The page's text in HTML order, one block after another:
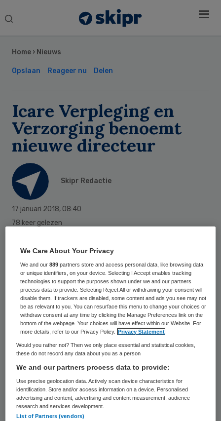
Search
Home › Nieuws
Opslaan Reageer nu Delen
Icare Verpleging en
Verzorging benoemt
nieuwe directeur
Skipr Redactie
17 januari 2018, 08:40
78 keer gelezen
Gia Wallinga gaat aan de slag als directeur
Zorg van Icare Verpleging en Verzorging.
Samen met directeur Bedrijfsvoering
Dennis van Achthoven vormt zij vanaf 1
februari 2018 de directie van de
organisatie.
Wallinga is sinds 1987 werkzaam bij Icare,
waarvan de laatste 17 jaar als
rayonmanager van de rayons Flevoland en
later IJssel-Zwartewater. Volgens de
organisatie speelde zij onder meer een
Sidebar
We Care About Your Privacy
We and our889 partners store and access personal data, like browsing data
or unique identifiers, on your device. Selecting I Accept enables tracking
technologies to support the purposes shown under we and our partners
process data to provide. Selecting Reject All or withdrawing your consent will
disable them. If trackers are disabled, some content and ads you see may not
be as relevant to you. You can resurface this menu to change your choices or
withdraw consent at any time by clicking the Manage Preferences link on the
bottom of the webpage. Your choices will have effect within our Website. For
more details, refer to our Privacy Policy.
Privacy Statement
Would you rather not? Then we only place essential and statistical cookies,
these do not record any data about you as a person
We and our partners process data to provide:
Use precise geolocation data. Actively scan device characteristics for
identification. Store and/or access information on a device. Personalised
advertising and content, advertising and content measurement, audience
research and services development.
List of Partners (vendors)